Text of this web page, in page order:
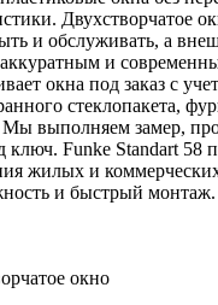
Двухстворчатое
и обслуживать, а
аккуратным и
окна под заказ с
стеклопакета,
выполняем замер,
ключ. Funke Standart 58
жилых и
и быстрый монтаж.
окно